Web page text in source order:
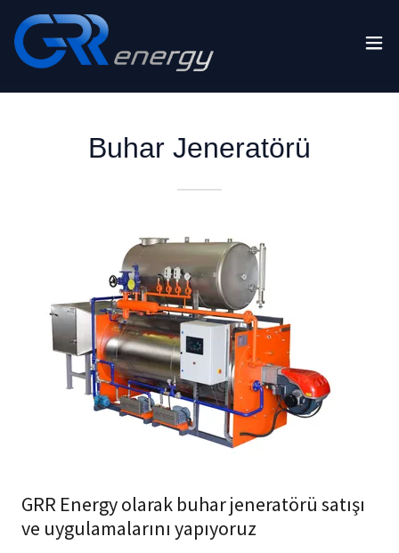
Buhar Jeneratörü
GRR Energy olarak buhar jeneratörü satışı
ve uygulamalarını yapıyoruz